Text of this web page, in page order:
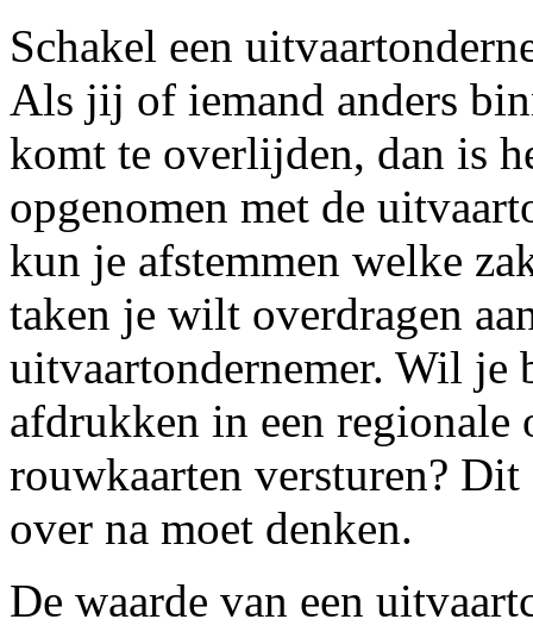
Schakel een
Als jij of iemand anders
komt te overlijden, dan is
opgenomen met de
kun je afstemmen welke
taken je wilt overdragen
uitvaartondernemer. Wil je
afdrukken in een
rouwkaarten versturen?
over na moet denken.
De waarde van een